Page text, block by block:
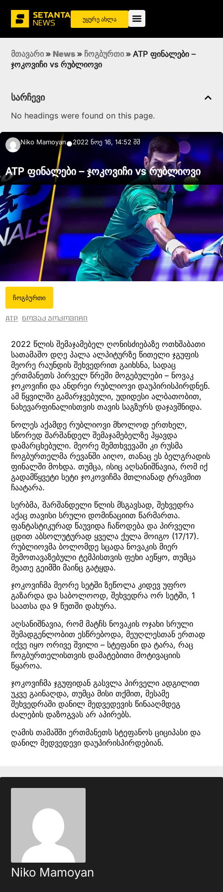
უყურე ახლა
მთავარი » News » ჩოგბურთი » ATP ფინალები –
ჯოკოვიჩი vs რუბლიოვი
სარჩევი
No headings were found on this page.
Niko Mamoyan●2022 ნოე 16, 14:52 შშ
ATP ფინალები – ჯოკოვიჩი vs რუბლიოვი
ჩოგბურთი
ATP ნოვაკ ჯოკოვიჩი
2022 წლის შემაჯამებელ ღონისძიებაზე ოთხშაბათი
სათამაშო დღე პალა ალპიტურზე წითელი ჯგუფის
მეორე რაუნდის შეხვედრით გაიხსნა, სადაც
ერთმანეთს პირველ წრეში მოგებულები – ნოვაკ
ჯოკოვიჩი და ანდრეი რუბლიოვი დაუპირისპირდნენ.
ამ წყვილში გამარჯვებული, უდიდესი ალბათობით,
ნახევარფინალისთვის თავის საგზურს დაჯავშნიდა.
ნოლეს აქამდე რუბლიოვი მხოლოდ ერთხელ,
სწორედ შარშანდელ შემაჯამებელზე ჰყავდა
დამარცხებული. მეორე შემთხვევაში კი რუსმა
ჩოგბურთელმა რევანში აიღო, თანაც ეს ბელგრადის
ფინალში მოხდა. თუმცა, ისიც აღსანიშნავია, რომ იქ
გადამწყვეტი სეტი ჯოკოვიჩმა მთლიანად ტრავმით
ჩაატარა.
სერბმა, შარშანდელი წლის მსგავსად, შეხვედრა
აქაც თავისი სრული დომინაციით წარმართა.
ფანტასტიკურად წაუვიდა ჩაწოდება და პირველი
ცდით აბსოლუტურად ყველა ქულა მოიგო (17/17).
რუბლიოვმა ბოლომდე სცადა ნოვაკის მიერ
შემოთავაზებული ტემპისთვის ფეხი აეწყო, თუმცა
მეათე გეიმში მაინც გატყდა.
ჯოკოვიჩმა მეორე სეტში ზეწოლა კიდევ უფრო
გაზარდა და საბოლოოდ, შეხვედრა ორ სეტში, 1
საათსა და 9 წუთში დახურა.
აღსანიშნავია, რომ მატჩს ნოვაკის ოჯახი სრული
შემადგენლობით ესწრებოდა, მეუღლესთან ერთად
იქვე იყო ორივე შვილი – სტეფანი და ტარა, რაც
ჩოგბურთელისთვის დამატებითი მოტივაციის
წყაროა.
ჯოკოვიჩმა ჯგუფიდან გასვლა პირველი ადგილით
უკვე გაინაღდა, თუმცა მისი თქმით, მესამე
შეხვედრაში დანილ მედვედევის წინააღმდეგ
ძალების დაზოგვას არ აპირებს.
ღამის თამაშში ერთმანეთს სტეფანოს ციციპასი და
დანილ მედვედევი დაუპირისპირდებიან.
Niko Mamoyan